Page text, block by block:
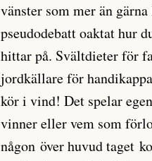
vänster som mer än
pseudodebatt oaktat hur
hittar på. Svältdieter för
jordkällare för
kör i vind! Det spelar
vinner eller vem som
någon över huvud taget